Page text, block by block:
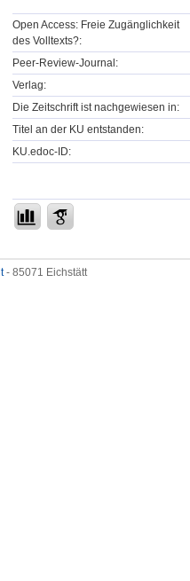
Open Access: Freie Zugänglichkeit
des Volltexts?:
Peer-Review-Journal:
Verlag:
Die Zeitschrift ist nachgewiesen in:
Titel an der KU entstanden:
KU.edoc-ID:
- 85071 Eichstätt